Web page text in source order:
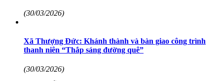
(30/03/2026)
Xã Thượng Đức: Khánh thành và bàn giao công trình
thanh niên “Thắp sáng đường quê”
(30/03/2026)